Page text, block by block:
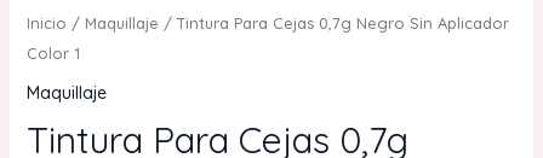
Inicio / Maquillaje / Tintura Para Cejas 0,7g Negro Sin Aplicador
Color 1
Maquillaje
Tintura Para Cejas 0,7g